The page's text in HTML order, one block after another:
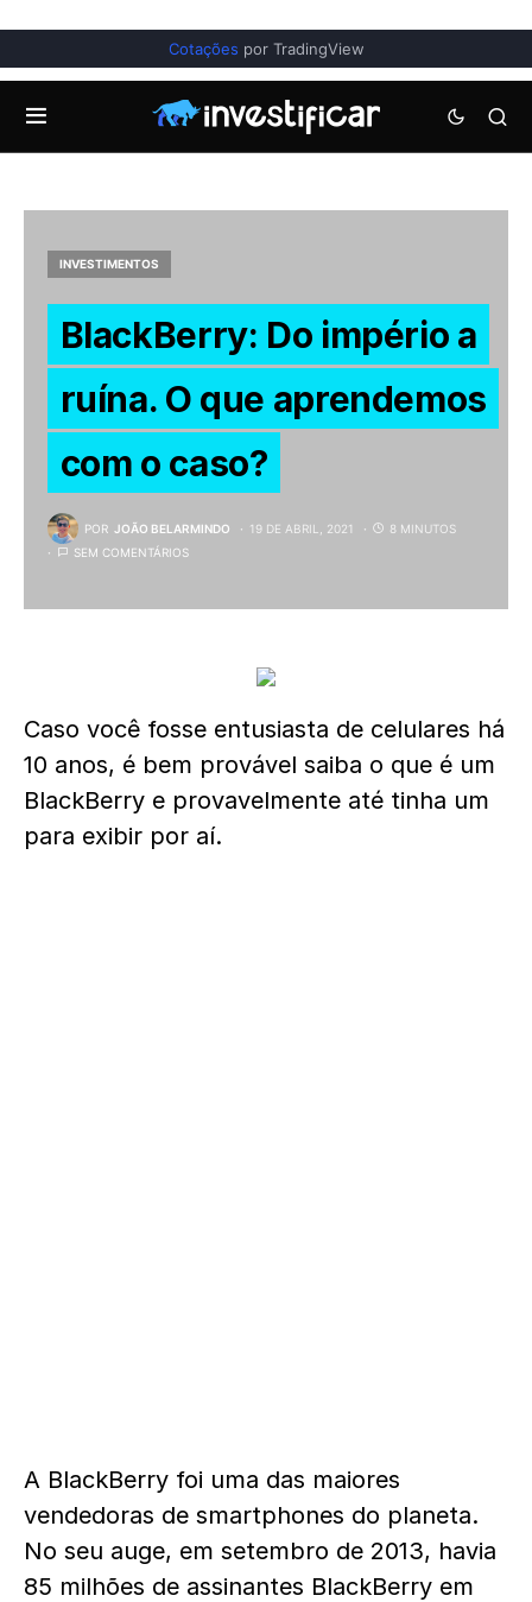
Cotações por TradingView
INVESTIMENTOS
BlackBerry: Do império a
ruína. O que aprendemos
com o caso?
POR JOÃO BELARMINDO 19 DE ABRIL, 2021
8 MINUTOS
SEM COMENTÁRIOS
Caso você fosse entusiasta de celulares há
10 anos, é bem provável saiba o que é um
BlackBerry e provavelmente até tinha um
para exibir por aí.
A BlackBerry foi uma das maiores
vendedoras de smartphones do planeta.
No seu auge, em setembro de 2013, havia
85 milhões de assinantes BlackBerry em